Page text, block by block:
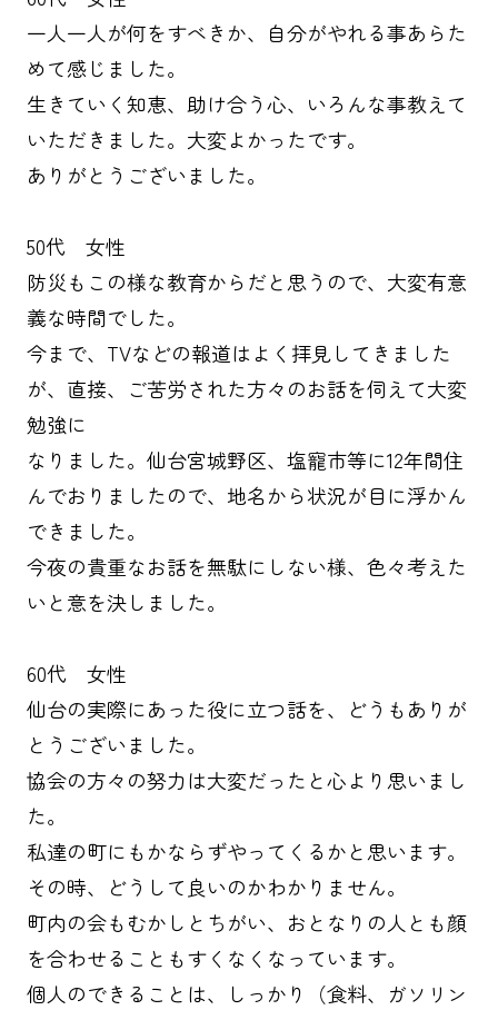
一人一人が何をすべきか、自分がやれる事あらた
めて感じました。
生きていく知恵、助け合う心、いろんな事教えて
いただきました。大変よかったです。
ありがとうございました。
50代 女性
防災もこの様な教育からだと思うので、大変有意
義な時間でした。
今まで、TVなどの報道はよく拝見してきました
が、直接、ご苦労された方々のお話を伺えて大変
勉強に
なりました。仙台宮城野区、塩寵市等に12年間住
んでおりましたので、地名から状況が目に浮かん
できました。
今夜の貴重なお話を無駄にしない様、色々考えた
いと意を決しました。
60代 女性
仙台の実際にあった役に立つ話を、どうもありが
とうございました。
協会の方々の努力は大変だったと心より思いまし
た。
私達の町にもかならずやってくるかと思います。
その時、どうして良いのかわかりません。
町内の会もむかしとちがい、おとなりの人とも顔
を合わせることもすくなくなっています。
個人のできることは、しっかり（食料、ガソリン